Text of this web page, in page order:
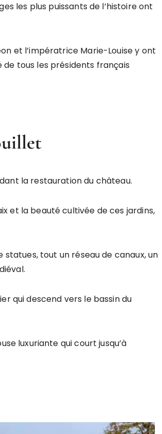
les plus puissants de l’histoire ont
et l’impératrice Marie-Louise y ont
tous les présidents français
la restauration du château.
et la beauté cultivée de ces jardins,
tout un réseau de canaux, un
qui descend vers le bassin du
luxuriante qui court jusqu’à